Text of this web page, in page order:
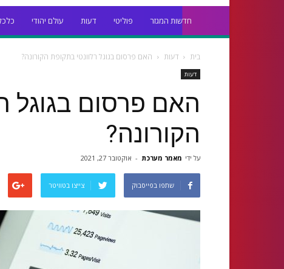
חדשות המגזר פוליטי דעות עולם יהודי
בית דעות האם פרסום בגוגל רלוונטי בתקופת הקורונה?
דעות
האם פרסום בגוגל
הקורונה?
על ידי מאמר מערכת - אוקטובר 27, 2021
שתפו בפייסבוק צייצו בטוויטר